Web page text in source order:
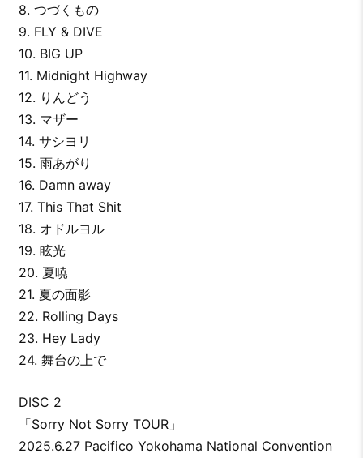
8. つづくもの
9. FLY & DIVE
10. BIG UP
11. Midnight Highway
12. りんどう
13. マザー
14. サシヨリ
15. 雨あがり
16. Damn away
17. This That Shit
18. オドルヨル
19. 眩光
20. 夏暁
21. 夏の面影
22. Rolling Days
23. Hey Lady
24. 舞台の上で
DISC 2
「Sorry Not Sorry TOUR」
2025.6.27 Pacifico Yokohama National Convention